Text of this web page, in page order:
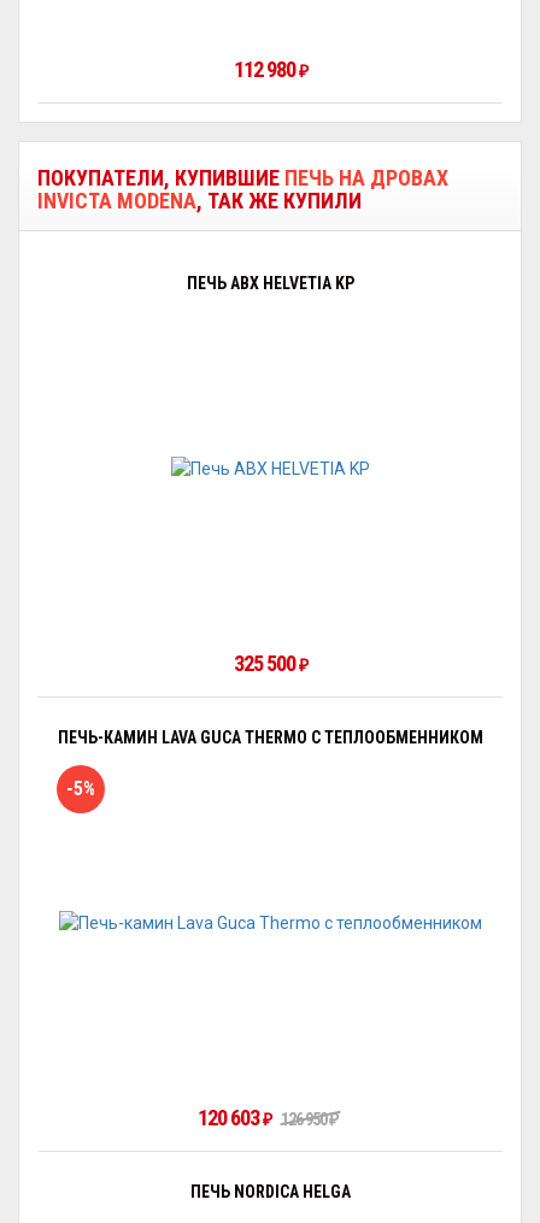
112 980 ₽
ПОКУПАТЕЛИ, КУПИВШИЕ ПЕЧЬ НА ДРОВАХ
INVICTA MODENA, ТАК ЖЕ КУПИЛИ
ПЕЧЬ ABX HELVETIA KP
325 500 ₽
ПЕЧЬ-КАМИН LAVA GUCA THERMO С ТЕПЛООБМЕННИКОМ
-5%
120 603 ₽ 126 950₽
ПЕЧЬ NORDICA HELGA